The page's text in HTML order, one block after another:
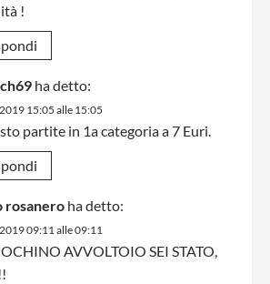
!
ha detto:
15:05 alle 15:05
partite in 1a categoria a 7 Euri.
rosanero ha detto:
09:11 alle 09:11
AVVOLTOIO SEI STATO,